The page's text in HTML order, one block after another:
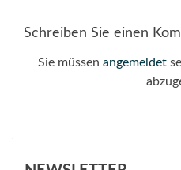
Schreiben Sie einen
Sie müssen angemeldet